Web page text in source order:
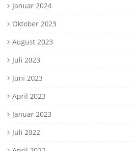
Januar 2024
Oktober 2023
August 2023
Juli 2023
Juni 2023
April 2023
Januar 2023
Juli 2022